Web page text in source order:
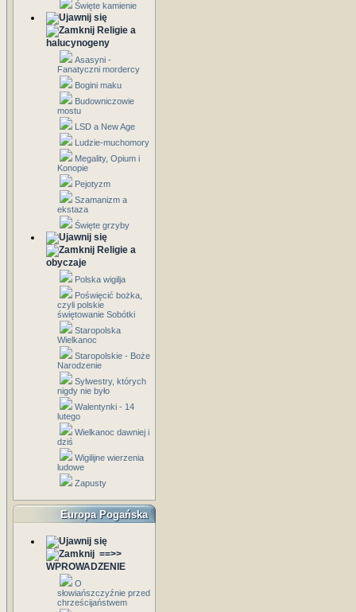
Święte kamienie
Religie a
halucynogeny
Asasyni -
Fanatyczni mordercy
Bogini maku
Budowniczowie
mostu
LSD a New Age
Ludzie-muchomory
Megality, Opium i
Konopie
Pejotyzm
Szamanizm a
ekstaza
Święte grzyby
Religie a
obyczaje
Polska wigilja
Poświęcić bożka,
czyli polskie
świętowanie Sobótki
Staropolska
Wielkanoc
Staropolskie - Boże
Narodzenie
Sylwestry, których
nigdy nie było
Walentynki - 14
lutego
Wielkanoc dawniej i
dziś
Wigilijne wierzenia
ludowe
Zapusty
Europa Pogańska
==>>
WPROWADZENIE
O
słowiańszczyźnie przed
chrześcijaństwem